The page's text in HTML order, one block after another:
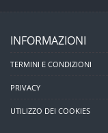
INFORMAZIONI
TERMINI E CONDIZIONI
PRIVACY
UTILIZZO DEI COOKIES